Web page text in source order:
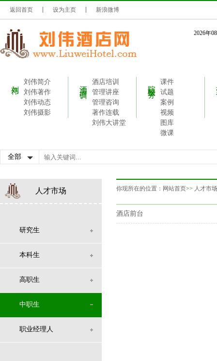
返回首页 设为主页 新浪微博
2026年
刘伟简介
刘伟著作
刘伟动态
刘伟摄影
酒店培训
管理讲座
管理咨询
著作连载
刘伟大讲堂
课件
试题
案例
视频
图库
微课
人才市场
研究生
本科生
高职生
中职生
职业经理人
你现所在的位置： 网站首页>> 人才市场
酒店前台